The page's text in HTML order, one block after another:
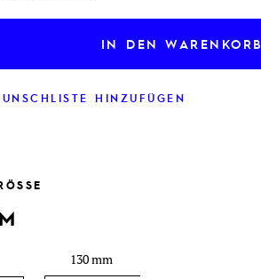
IN DEN WARENKORB
HINZUFÜGEN
130 mm